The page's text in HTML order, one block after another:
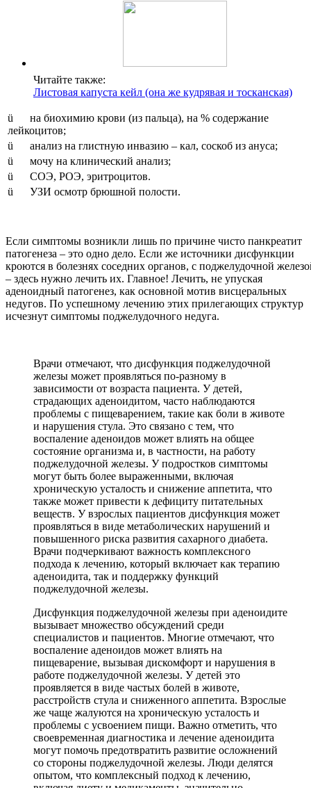
Читайте также:
Листовая капуста кейл (она же кудрявая и тосканская)
ü на биохимию крови (из пальца), на % содержание
лейкоцитов;
ü анализ на глистную инвазию – кал, соскоб из ануса;
ü мочу на клинический анализ;
ü СОЭ, РОЭ, эритроцитов.
ü УЗИ осмотр брюшной полости.
Если симптомы возникли лишь по причине чисто панкреатит
патогенеза – это одно дело. Если же источники дисфункции
кроются в болезнях соседних органов, с поджелудочной
– здесь нужно лечить их. Главное! Лечить, не упуская
аденоидный патогенез, как основной мотив висцеральных
недугов. По успешному лечению этих прилегающих структур
исчезнут симптомы поджелудочного недуга.
Врачи отмечают, что дисфункция поджелудочной
железы может проявляться по-разному в
зависимости от возраста пациента. У детей,
страдающих аденоидитом, часто наблюдаются
проблемы с пищеварением, такие как боли в животе
и нарушения стула. Это связано с тем, что
воспаление аденоидов может влиять на общее
состояние организма и, в частности, на работу
поджелудочной железы. У подростков симптомы
могут быть более выраженными, включая
хроническую усталость и снижение аппетита, что
также может привести к дефициту питательных
веществ. У взрослых пациентов дисфункция может
проявляться в виде метаболических нарушений и
повышенного риска развития сахарного диабета.
Врачи подчеркивают важность комплексного
подхода к лечению, который включает как терапию
аденоидита, так и поддержку функций
поджелудочной железы.
Дисфункция поджелудочной железы при аденоидите
вызывает множество обсуждений среди
специалистов и пациентов. Многие отмечают, что
воспаление аденоидов может влиять на
пищеварение, вызывая дискомфорт и нарушения в
работе поджелудочной железы. У детей это
проявляется в виде частых болей в животе,
расстройств стула и сниженного аппетита. Взрослые
же чаще жалуются на хроническую усталость и
проблемы с усвоением пищи. Важно отметить, что
своевременная диагностика и лечение аденоидита
могут помочь предотвратить развитие осложнений
со стороны поджелудочной железы. Люди делятся
опытом, что комплексный подход к лечению,